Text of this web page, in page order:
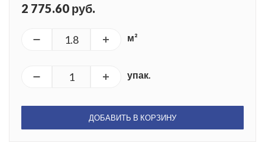
2 775.60 руб.
м²
упак.
ДОБАВИТЬ В КОРЗИНУ